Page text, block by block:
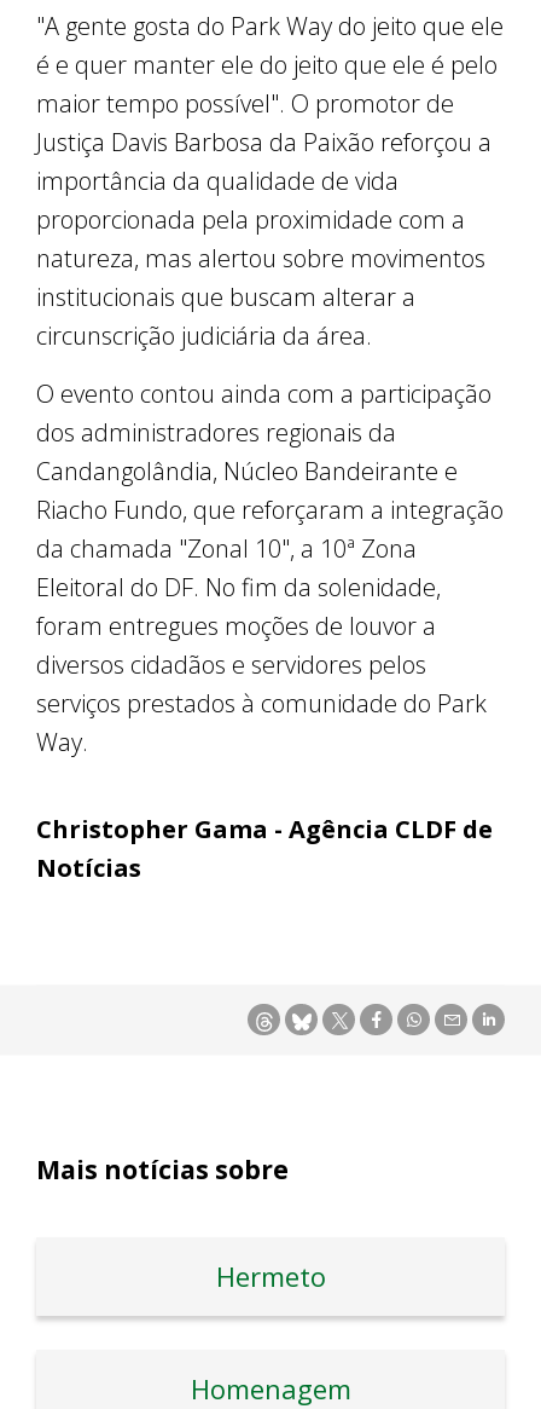
"A gente gosta do Park Way do jeito que ele
é e quer manter ele do jeito que ele é pelo
maior tempo possível". O promotor de
Justiça Davis Barbosa da Paixão reforçou a
importância da qualidade de vida
proporcionada pela proximidade com a
natureza, mas alertou sobre movimentos
institucionais que buscam alterar a
circunscrição judiciária da área.
O evento contou ainda com a participação
dos administradores regionais da
Candangolândia, Núcleo Bandeirante e
Riacho Fundo, que reforçaram a integração
da chamada "Zonal 10", a 10ª Zona
Eleitoral do DF. No fim da solenidade,
foram entregues moções de louvor a
diversos cidadãos e servidores pelos
serviços prestados à comunidade do Park
Way.
Christopher Gama - Agência CLDF de
Notícias
Mais notícias sobre
Hermeto
Homenagem